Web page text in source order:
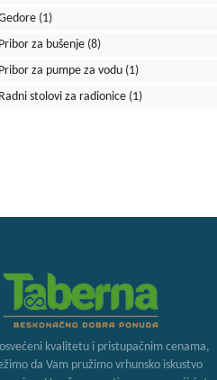
(1)
Pribor za bušenje (8)
Pribor za pumpe za vodu (1)
Radni stolovi za radionice (1)
kvalitetu i pristupačnim cenama,
da Vam pružimo vrhunsko iskustvo